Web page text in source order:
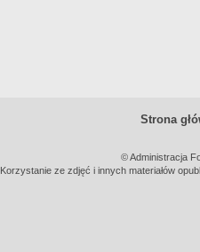
Strona
© Administracja
Korzystanie ze zdjęć i innych materiałów